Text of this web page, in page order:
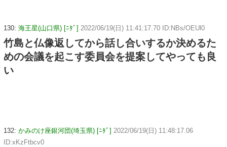
130: 海王星(山口県) [ﾆﾀﾞ] 2022/06/19(日) 11:41:17.70 ID:NBs/OEUl0
竹島と仏像返してから話し合いするか決めるた
めの会議を起こす委員会を提案してやっても良
い
132: かみのけ座銀河団(埼玉県) [ﾆﾀﾞ] 2022/06/19(日) 11:48:17.06
ID:xKzFtbcv0